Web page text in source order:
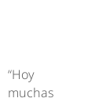
“Hoy
muchas